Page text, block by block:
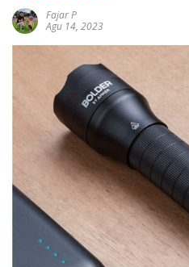
Fajar P
Agu 14, 2023